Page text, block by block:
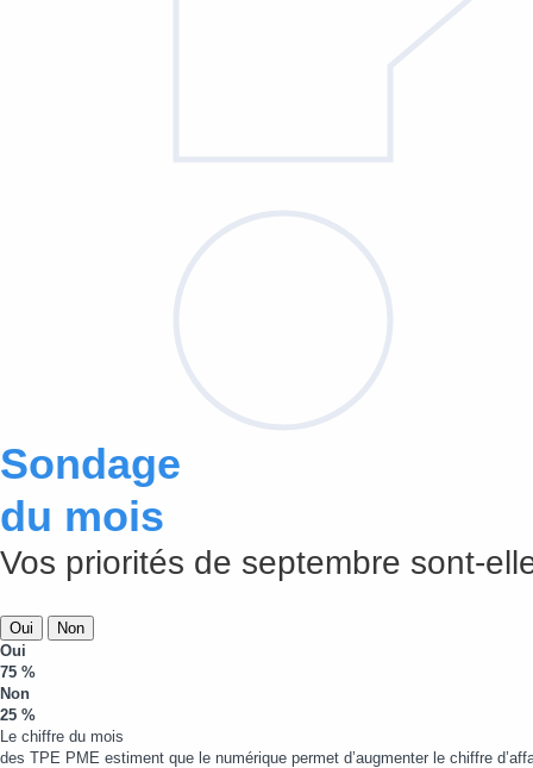
Sondage
du mois
Vos priorités de septembre sont-
Oui
Non
Oui
75 %
Non
25 %
Le chiffre du mois
des TPE PME estiment que le numérique permet d’augmenter le chiffre